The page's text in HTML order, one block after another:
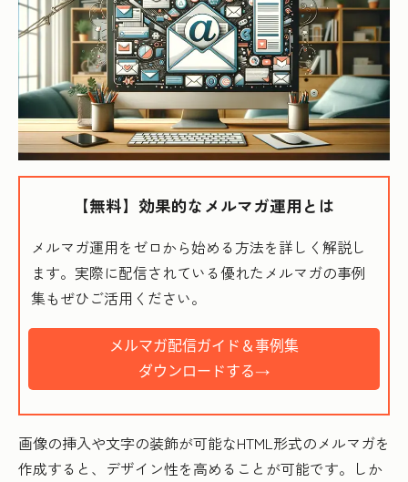
【無料】効果的なメルマガ運用とは
メルマガ運用をゼロから始める方法を詳しく解説し
ます。実際に配信されている優れたメルマガの事例
集もぜひご活用ください。
画像の挿入や文字の装飾が可能なHTML形式のメルマガを
作成すると、デザイン性を高めることが可能です。しか